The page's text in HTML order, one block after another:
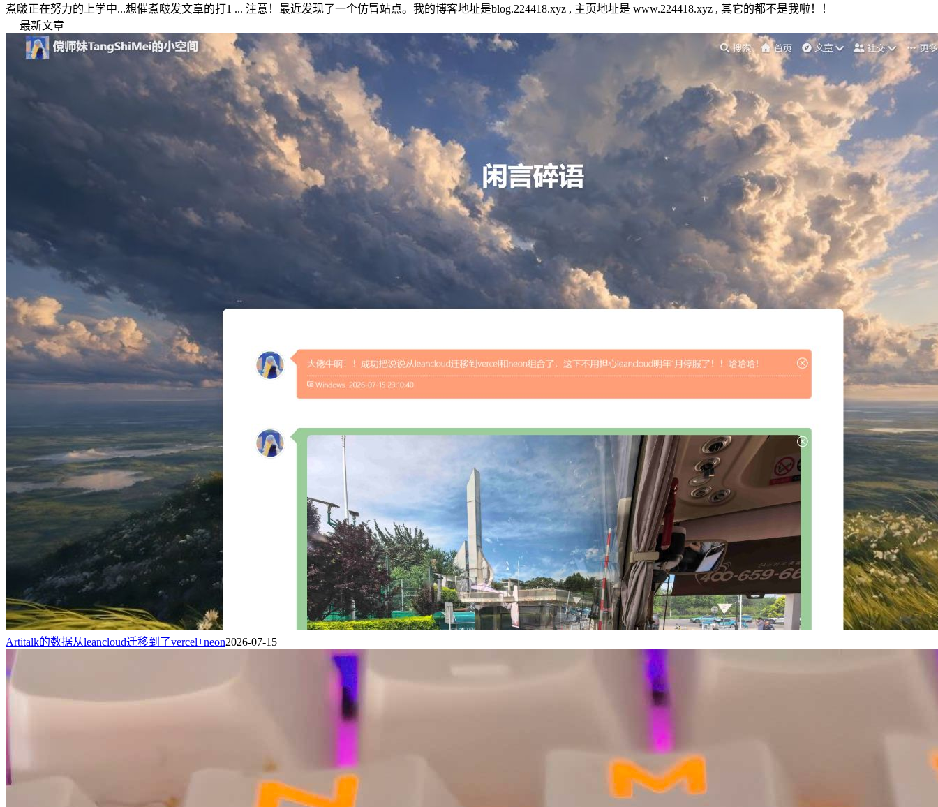
煮啵正在努力的上学中...想催煮啵发文章的打1 ... 注意！最近发现了一个仿冒站点。我的博客地址是blog.224418.xyz , 主页地址是 www.224418.xyz , 其它的都不是我啦！！
最新文章
Artitalk的数据从leancloud迁移到了vercel+neon2026-07-15